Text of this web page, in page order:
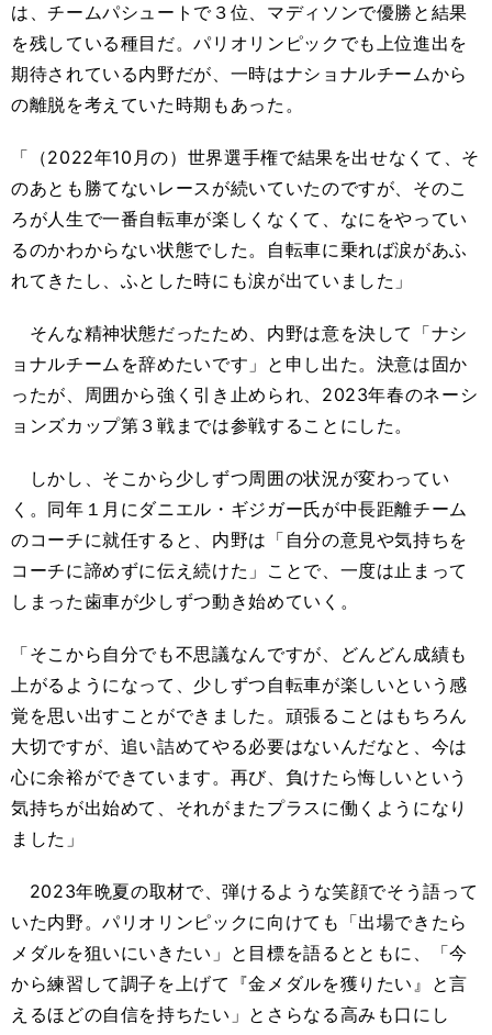
は、チームパシュートで３位、マディソンで優勝と結果
を残している種目だ。パリオリンピックでも上位進出を
期待されている内野だが、一時はナショナルチームから
の離脱を考えていた時期もあった。
「（2022年10月の）世界選手権で結果を出せなくて、そ
のあとも勝てないレースが続いていたのですが、そのこ
ろが人生で一番自転車が楽しくなくて、なにをやってい
るのかわからない状態でした。自転車に乗れば涙があふ
れてきたし、ふとした時にも涙が出ていました」
そんな精神状態だったため、内野は意を決して「ナシ
ョナルチームを辞めたいです」と申し出た。決意は固か
ったが、周囲から強く引き止められ、2023年春のネーシ
ョンズカップ第３戦までは参戦することにした。
しかし、そこから少しずつ周囲の状況が変わってい
く。同年１月にダニエル・ギジガー氏が中長距離チーム
のコーチに就任すると、内野は「自分の意見や気持ちを
コーチに諦めずに伝え続けた」ことで、一度は止まって
しまった歯車が少しずつ動き始めていく。
「そこから自分でも不思議なんですが、どんどん成績も
上がるようになって、少しずつ自転車が楽しいという感
覚を思い出すことができました。頑張ることはもちろん
大切ですが、追い詰めてやる必要はないんだなと、今は
心に余裕ができています。再び、負けたら悔しいという
気持ちが出始めて、それがまたプラスに働くようになり
ました」
2023年晩夏の取材で、弾けるような笑顔でそう語って
いた内野。パリオリンピックに向けても「出場できたら
メダルを狙いにいきたい」と目標を語るとともに、「今
から練習して調子を上げて『金メダルを獲りたい』と言
えるほどの自信を持ちたい」とさらなる高みも口にし